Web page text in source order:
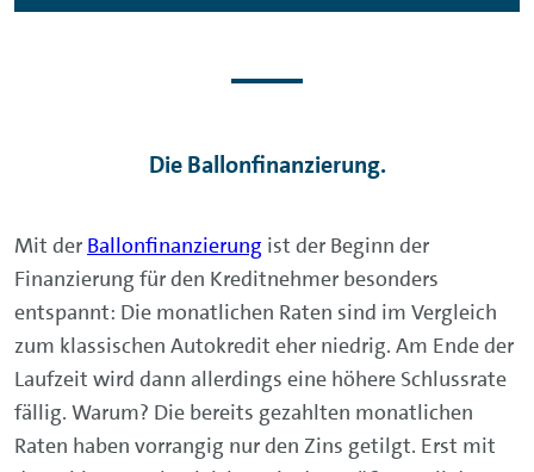
Die Ballonfinanzierung.
Mit der Ballonfinanzierung ist der Beginn der
Finanzierung für den Kreditnehmer besonders
entspannt: Die monatlichen Raten sind im Vergleich
zum klassischen Autokredit eher niedrig. Am Ende der
Laufzeit wird dann allerdings eine höhere Schlussrate
fällig. Warum? Die bereits gezahlten monatlichen
Raten haben vorrangig nur den Zins getilgt. Erst mit